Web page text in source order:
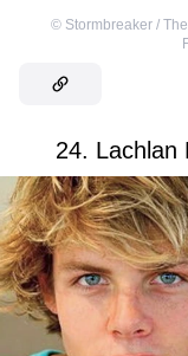
© Stormbreaker /
24. Lachlan